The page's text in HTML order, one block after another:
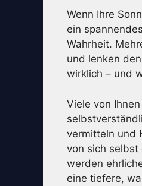
Wenn Ihre
ein
Wahrheit.
und lenken
wirklich – und
Viele von
vermitteln und
von sich selbst
werden
eine tiefere,